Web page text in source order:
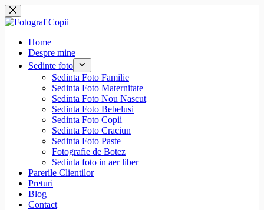
Sari
la
conținut
Home
Despre mine
Sedinte foto
Sedinta Foto Familie
Sedinta Foto Maternitate
Sedinta Foto Nou Nascut
Sedinta Foto Bebelusi
Sedinta Foto Copii
Sedinta Foto Craciun
Sedinta Foto Paste
Fotografie de Botez
Sedinta foto in aer liber
Parerile Clientilor
Preturi
Blog
Contact